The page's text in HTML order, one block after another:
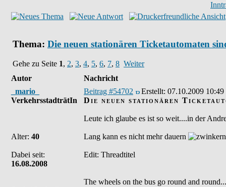
Thema: Die neuen stationären Ticketautomaten
Gehe zu Seite 1, 2, 3, 4, 5, 6, 7, 8 Weiter
Autor
Nachricht
_mario_
VerkehrsstadträtIn
Alter: 40
Dabei seit:
16.08.2008
Beitrag #54702 Erstellt: 07.10.2009 10:49
Die neuen stationären
Leute ich glaube es ist so weit....in der
Lang kann es nicht mehr dauern
Edit: Threadtitel
The wheels on the bus go round and